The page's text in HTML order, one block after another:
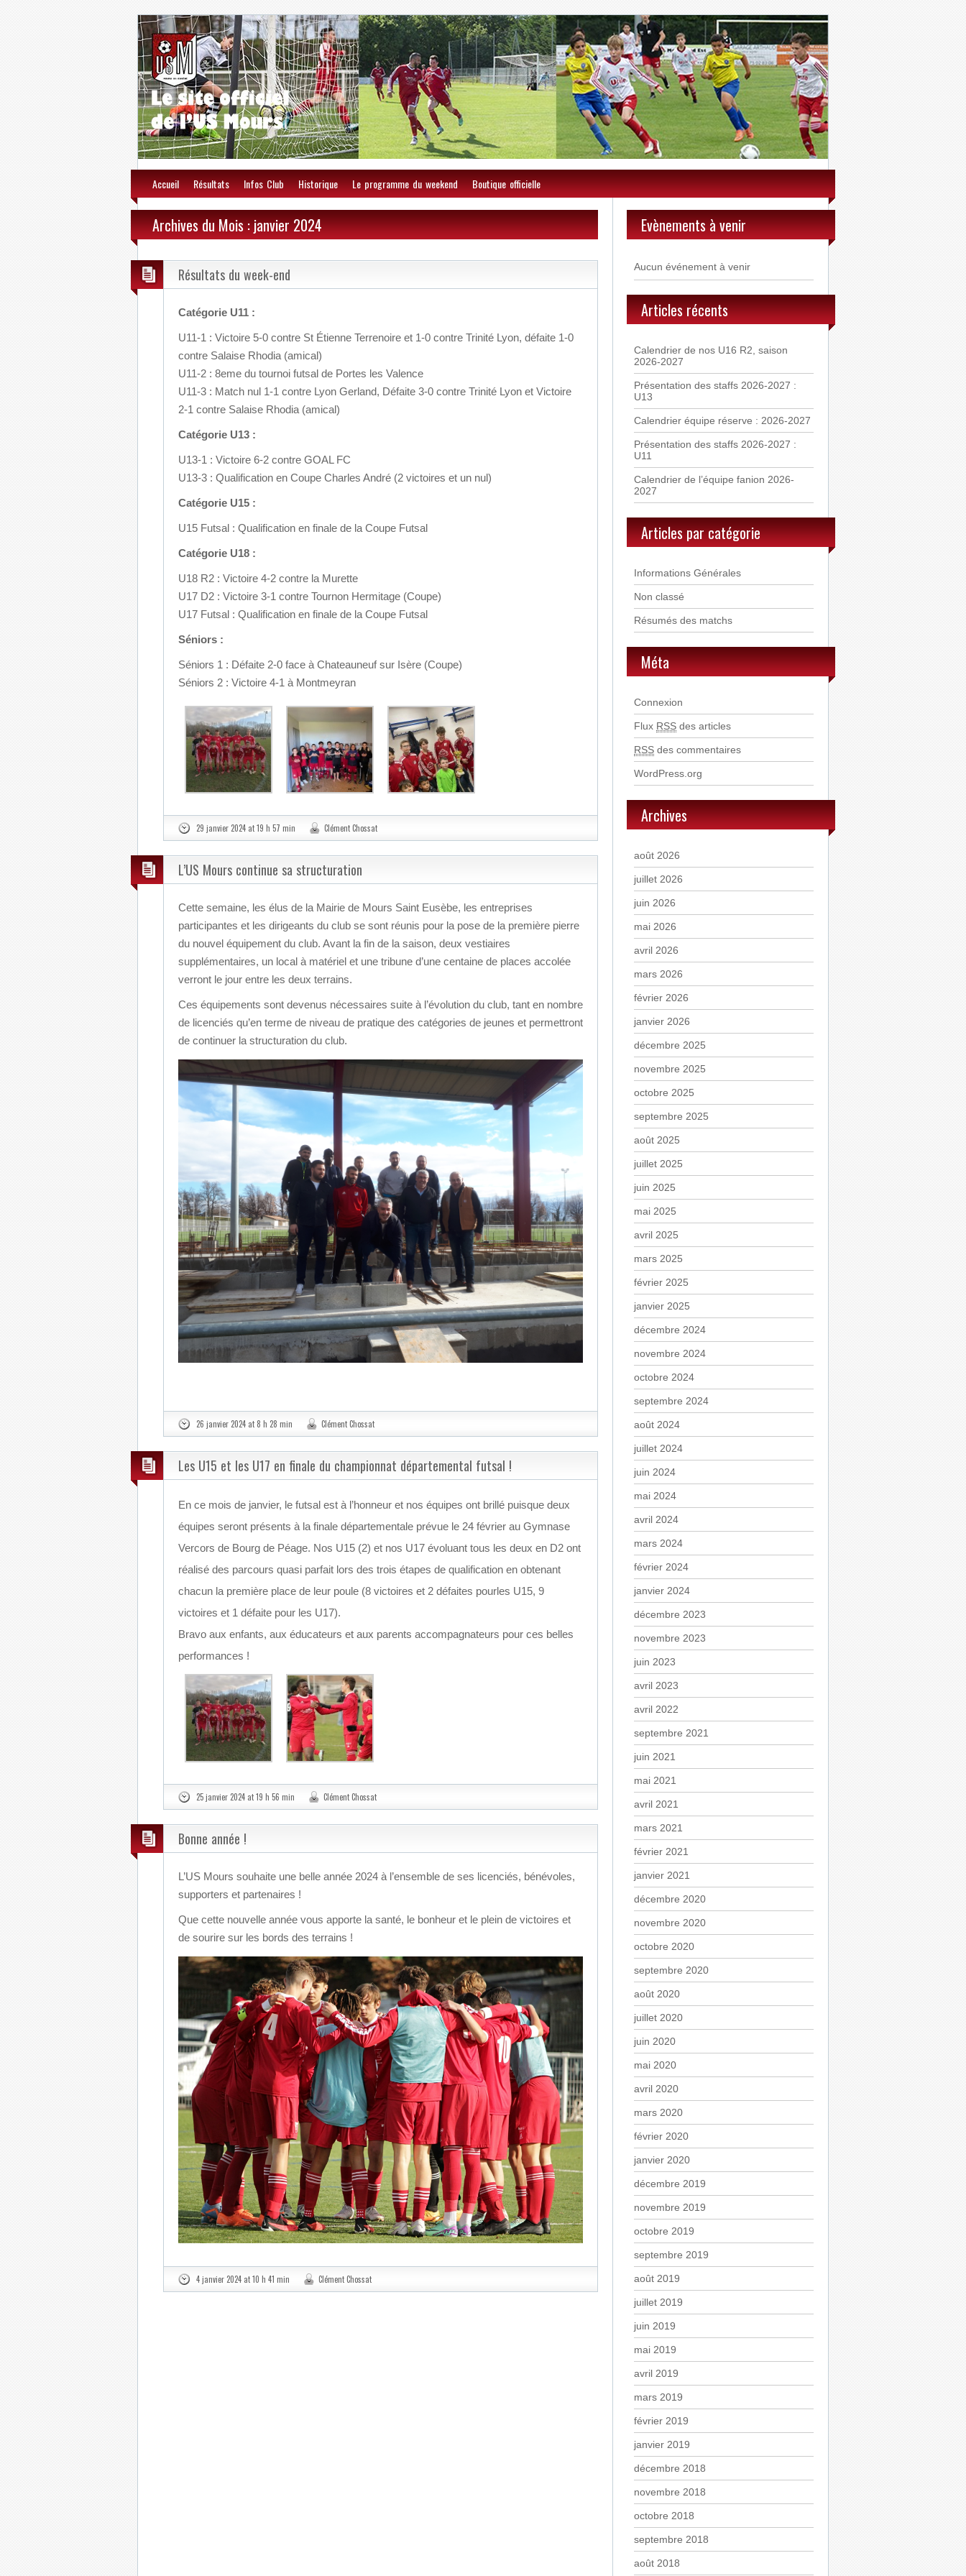
Accueil Résultats Infos Club Historique Le programme du weekend Boutique officielle
Archives du Mois : janvier 2024
Résultats du week-end
Catégorie U11 :
U11-1 : Victoire 5-0 contre St Étienne Terrenoire et 1-0 contre Trinité Lyon, défaite 1-0
contre Salaise Rhodia (amical)
U11-2 : 8eme du tournoi futsal de Portes les Valence
U11-3 : Match nul 1-1 contre Lyon Gerland, Défaite 3-0 contre Trinité Lyon et Victoire
2-1 contre Salaise Rhodia (amical)
Catégorie U13 :
U13-1 : Victoire 6-2 contre GOAL FC
U13-3 : Qualification en Coupe Charles André (2 victoires et un nul)
Catégorie U15 :
U15 Futsal : Qualification en finale de la Coupe Futsal
Catégorie U18 :
U18 R2 : Victoire 4-2 contre la Murette
U17 D2 : Victoire 3-1 contre Tournon Hermitage (Coupe)
U17 Futsal : Qualification en finale de la Coupe Futsal
Séniors :
Séniors 1 : Défaite 2-0 face à Chateauneuf sur Isère (Coupe)
Séniors 2 : Victoire 4-1 à Montmeyran
29 janvier 2024 at 19 h 57 min Clément Chossat
L’US Mours continue sa structuration
Cette semaine, les élus de la Mairie de Mours Saint Eusèbe, les entreprises
participantes et les dirigeants du club se sont réunis pour la pose de la première pierre
du nouvel équipement du club. Avant la fin de la saison, deux vestiaires
supplémentaires, un local à matériel et une tribune d’une centaine de places accolée
verront le jour entre les deux terrains.
Ces équipements sont devenus nécessaires suite à l’évolution du club, tant en nombre
de licenciés qu’en terme de niveau de pratique des catégories de jeunes et permettront
de continuer la structuration du club.
26 janvier 2024 at 8 h 28 min Clément Chossat
Les U15 et les U17 en finale du championnat départemental futsal !
En ce mois de janvier, le futsal est à l’honneur et nos équipes ont brillé puisque deux
équipes seront présents à la finale départementale prévue le 24 février au Gymnase
Vercors de Bourg de Péage. Nos U15 (2) et nos U17 évoluant tous les deux en D2 ont
réalisé des parcours quasi parfait lors des trois étapes de qualification en obtenant
chacun la première place de leur poule (8 victoires et 2 défaites pourles U15, 9
victoires et 1 défaite pour les U17).
Bravo aux enfants, aux éducateurs et aux parents accompagnateurs pour ces belles
performances !
25 janvier 2024 at 19 h 56 min Clément Chossat
Bonne année !
L’US Mours souhaite une belle année 2024 à l’ensemble de ses licenciés, bénévoles,
supporters et partenaires !
Que cette nouvelle année vous apporte la santé, le bonheur et le plein de victoires et
de sourire sur les bords des terrains !
4 janvier 2024 at 10 h 41 min Clément Chossat
Evènements à venir
Aucun événement à venir
Articles récents
Calendrier de nos U16 R2, saison
2026-2027
Présentation des staffs 2026-2027 :
U13
Calendrier équipe réserve : 2026-2027
Présentation des staffs 2026-2027 :
U11
Calendrier de l’équipe fanion 2026-
2027
Articles par catégorie
Informations Générales
Non classé
Résumés des matchs
Méta
Connexion
Flux RSS des articles
RSS des commentaires
WordPress.org
Archives
août 2026
juillet 2026
juin 2026
mai 2026
avril 2026
mars 2026
février 2026
janvier 2026
décembre 2025
novembre 2025
octobre 2025
septembre 2025
août 2025
juillet 2025
juin 2025
mai 2025
avril 2025
mars 2025
février 2025
janvier 2025
décembre 2024
novembre 2024
octobre 2024
septembre 2024
août 2024
juillet 2024
juin 2024
mai 2024
avril 2024
mars 2024
février 2024
janvier 2024
décembre 2023
novembre 2023
juin 2023
avril 2023
avril 2022
septembre 2021
juin 2021
mai 2021
avril 2021
mars 2021
février 2021
janvier 2021
décembre 2020
novembre 2020
octobre 2020
septembre 2020
août 2020
juillet 2020
juin 2020
mai 2020
avril 2020
mars 2020
février 2020
janvier 2020
décembre 2019
novembre 2019
octobre 2019
septembre 2019
août 2019
juillet 2019
juin 2019
mai 2019
avril 2019
mars 2019
février 2019
janvier 2019
décembre 2018
novembre 2018
octobre 2018
septembre 2018
août 2018